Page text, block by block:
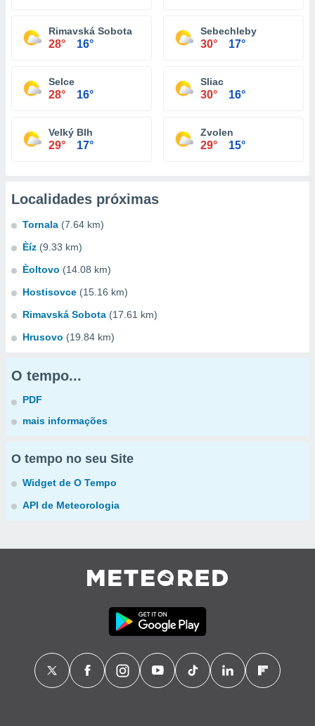
Rimavská Sobota
28° 16°
Sebechleby
30° 17°
Selce
28° 16°
Sliac
30° 16°
Velký Blh
29° 17°
Zvolen
29° 15°
Localidades próximas
Tornala (7.64 km)
Èíz (9.33 km)
Èoltovo (14.08 km)
Hostisovce (15.16 km)
Rimavská Sobota (17.61 km)
Hrusovo (19.84 km)
O tempo...
PDF
mais informações
O tempo no seu Site
Widget de O Tempo
API de Meteorologia